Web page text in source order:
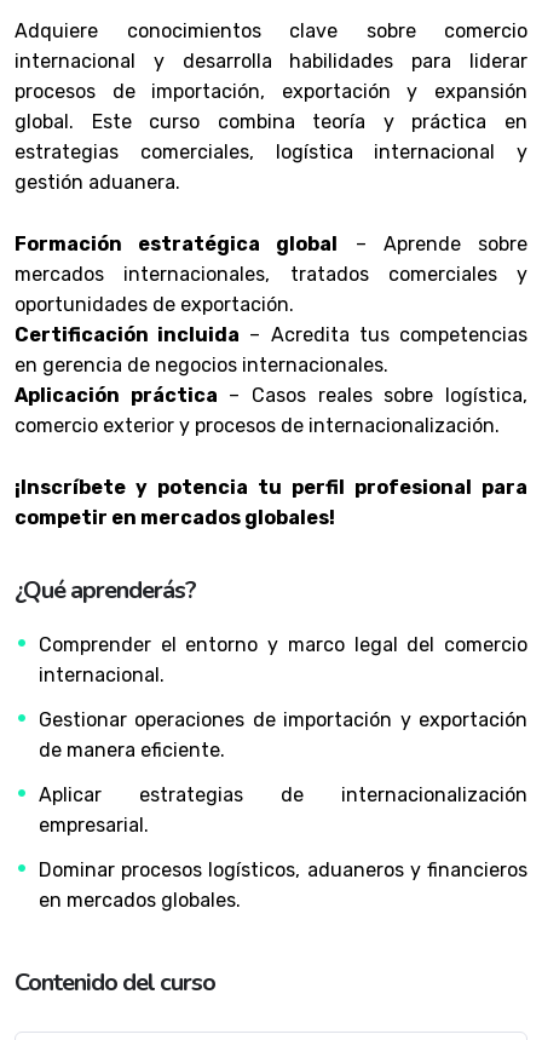
Adquiere conocimientos clave sobre comercio
internacional y desarrolla habilidades para liderar
procesos de importación, exportación y expansión
global. Este curso combina teoría y práctica en
estrategias comerciales, logística internacional y
gestión aduanera.
Formación estratégica global
– Aprende sobre
mercados internacionales, tratados comerciales y
oportunidades de exportación.
Certificación incluida – Acredita tus competencias
en gerencia de negocios internacionales.
Aplicación práctica – Casos reales sobre logística,
comercio exterior y procesos de internacionalización.
¡Inscríbete y potencia tu perfil profesional para
competir en mercados globales!
¿Qué aprenderás?
Comprender el entorno y marco legal del comercio
internacional.
Gestionar operaciones de importación y exportación
de manera eficiente.
Aplicar estrategias de internacionalización
empresarial.
Dominar procesos logísticos, aduaneros y financieros
en mercados globales.
Contenido del curso